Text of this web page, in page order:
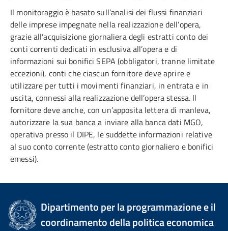
Il monitoraggio è basato sull’analisi dei flussi finanziari
delle imprese impegnate nella realizzazione dell’opera,
grazie all’acquisizione giornaliera degli estratti conto dei
conti correnti dedicati in esclusiva all’opera e di
informazioni sui bonifici SEPA (obbligatori, tranne limitate
eccezioni), conti che ciascun fornitore deve aprire e
utilizzare per tutti i movimenti finanziari, in entrata e in
uscita, connessi alla realizzazione dell’opera stessa. Il
fornitore deve anche, con un’apposita lettera di manleva,
autorizzare la sua banca a inviare alla banca dati MGO,
operativa presso il DIPE, le suddette informazioni relative
al suo conto corrente (estratto conto giornaliero e bonifici
emessi).
Dipartimento per la programmazione e il
coordinamento della politica economica